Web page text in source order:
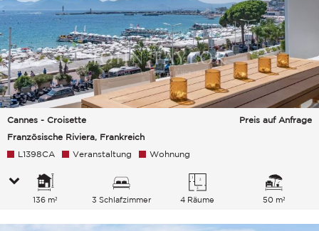
Cannes - Croisette
Französische Riviera, Frankreich
Preis auf Anfrage
L1398CA Veranstaltung Wohnung
136 m² 3 Schlafzimmer 4 Räume 50 m²